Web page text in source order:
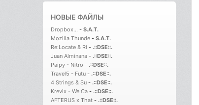
НОВЫЕ ФАЙЛЫ
Dropbox... - S.A.T.
Mozilla Thunde - S.A.T.
Re:Locate & Ri - .::DSE::.
Juan Alminana - .::DSE::.
Paipy - Nitro - .::DSE::.
Travel5 - Futu - .::DSE::.
4 Strings & Su - .::DSE::.
Krevix - We Ca - .::DSE::.
AFTERUS x That - .::DSE::.